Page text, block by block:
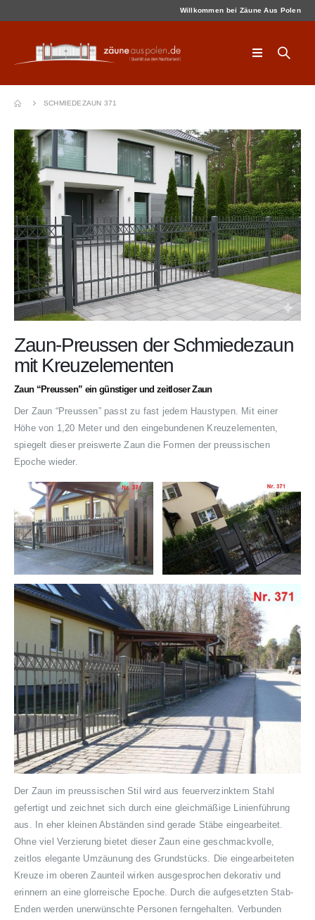
Willkommen bei Zäune Aus Polen
SCHMIEDEZAUN 371
Zaun-Preussen der Schmiedezaun
mit Kreuzelementen
Zaun “Preussen” ein günstiger und zeitloser Zaun
Der Zaun “Preussen” passt zu fast jedem Haustypen. Mit einer
Höhe von 1,20 Meter und den eingebundenen Kreuzelementen,
spiegelt dieser preiswerte Zaun die Formen der preussischen
Epoche wieder.
Der Zaun im preussischen Stil wird aus feuerverzinktem Stahl
gefertigt und zeichnet sich durch eine gleichmäßige Linienführung
aus. In eher kleinen Abständen sind gerade Stäbe eingearbeitet.
Ohne viel Verzierung bietet dieser Zaun eine geschmackvolle,
zeitlos elegante Umzäunung des Grundstücks. Die eingearbeiteten
Kreuze im oberen Zaunteil wirken ausgesprochen dekorativ und
erinnern an eine glorreische Epoche. Durch die aufgesetzten Stab-
Enden werden unerwünschte Personen ferngehalten. Verbunden